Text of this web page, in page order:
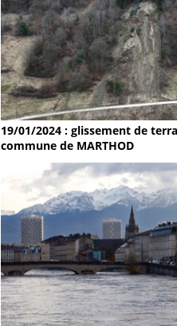
19/01/2024 : glissement de
commune de MARTHOD